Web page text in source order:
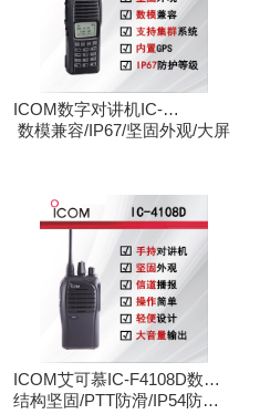
ICOM数字对讲机IC-
F3263DT/IC-F4263DT
数模兼容/IP67/坚固外观/大屏
ICOM艾可慕IC-F4108D数字
对讲机
结构坚固/PTT防滑/IP54防护/